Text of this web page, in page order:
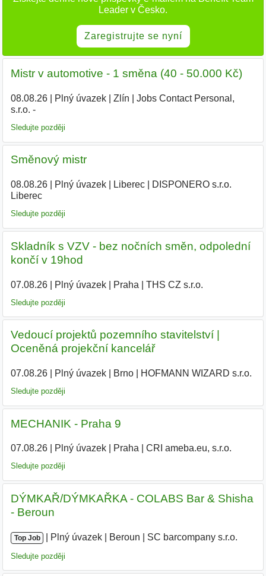
Leader v Česko.
Zaregistrujte se nyní
Mistr v automotive - 1 směna (40 - 50.000 Kč)
08.08.26| Plný úvazek| Zlín
Jobs Contact Personal,
s.r.o. -
Sledujte později
Směnový mistr
08.08.26| Plný úvazek| Liberec|
DISPONERO s.r.o.
Liberec
Sledujte později
Skladník s VZV - bez nočních směn, odpolední
končí v 19hod
07.08.26| Plný úvazek| Praha THS CZ s.r.o.
Sledujte později
️Vedoucí projektů pozemního stavitelství |
Oceněná projekční kancelář
07.08.26| Plný úvazek| Brno| HOFMANN WIZARD s.r.o.
Sledujte později
MECHANIK - Praha 9
07.08.26| Plný úvazek| Praha CRI ameba.eu, s.r.o.
Sledujte později
DÝMKAŘ/DÝMKAŘKA - COLABS Bar & Shisha
- Beroun
Top Job Plný úvazek Beroun SC barcompany s.r.o.
Sledujte později